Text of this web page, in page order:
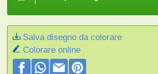
Salva disegno da colorare
Colorare online